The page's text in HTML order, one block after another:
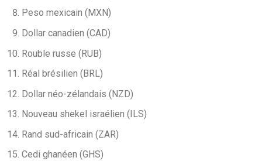
Peso mexicain (MXN)
Dollar canadien (CAD)
Rouble russe (RUB)
Réal brésilien (BRL)
Dollar néo-zélandais (NZD)
Nouveau shekel israélien (ILS)
Rand sud-africain (ZAR)
Cedi ghanéen (GHS)